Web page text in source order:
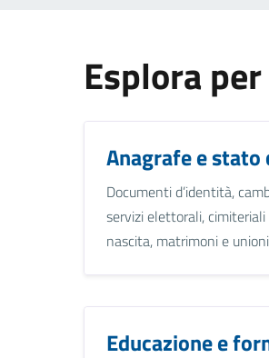
Esplora
Anagrafe e stato
Documenti d’identità,
servizi elettorali,
nascita, matrimoni e
Educazione e